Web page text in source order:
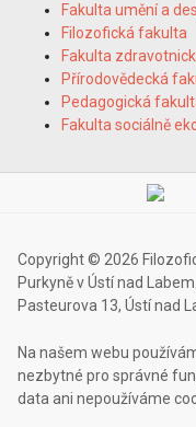
Fakulta umění a
Filozofická fakulta
Fakulta
Přírodovědecká
Pedagogická
Fakulta sociálně
Copyright © 2026
Purkyně v Ústí nad Labem.
Pasteurova 13, Ústí nad
Na našem webu
nezbytné pro správné
data ani nepoužíváme